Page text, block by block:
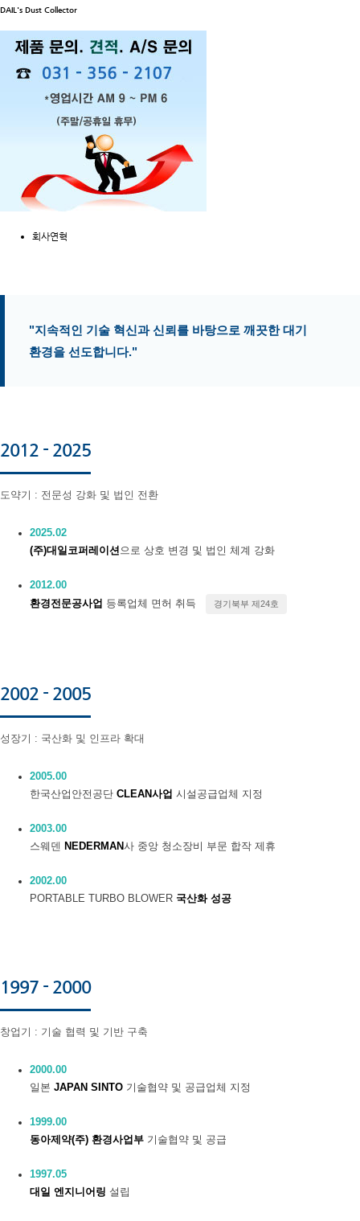
DAIL's Dust Collector
회사연혁
"지속적인 기술 혁신과 신뢰를 바탕으로 깨끗한 대기
환경을 선도합니다."
2012 - 2025
도약기 : 전문성 강화 및 법인 전환
2025.02
(주)대일코퍼레이션으로 상호 변경 및 법인 체계 강화
2012.00
환경전문공사업 등록업체 면허 취득 경기북부 제24호
2002 - 2005
성장기 : 국산화 및 인프라 확대
2005.00
한국산업안전공단 CLEAN사업 시설공급업체 지정
2003.00
스웨덴 NEDERMAN사 중앙 청소장비 부문 합작 제휴
2002.00
PORTABLE TURBO BLOWER 국산화 성공
1997 - 2000
창업기 : 기술 협력 및 기반 구축
2000.00
일본 JAPAN SINTO 기술협약 및 공급업체 지정
1999.00
동아제약(주) 환경사업부 기술협약 및 공급
1997.05
대일 엔지니어링 설립